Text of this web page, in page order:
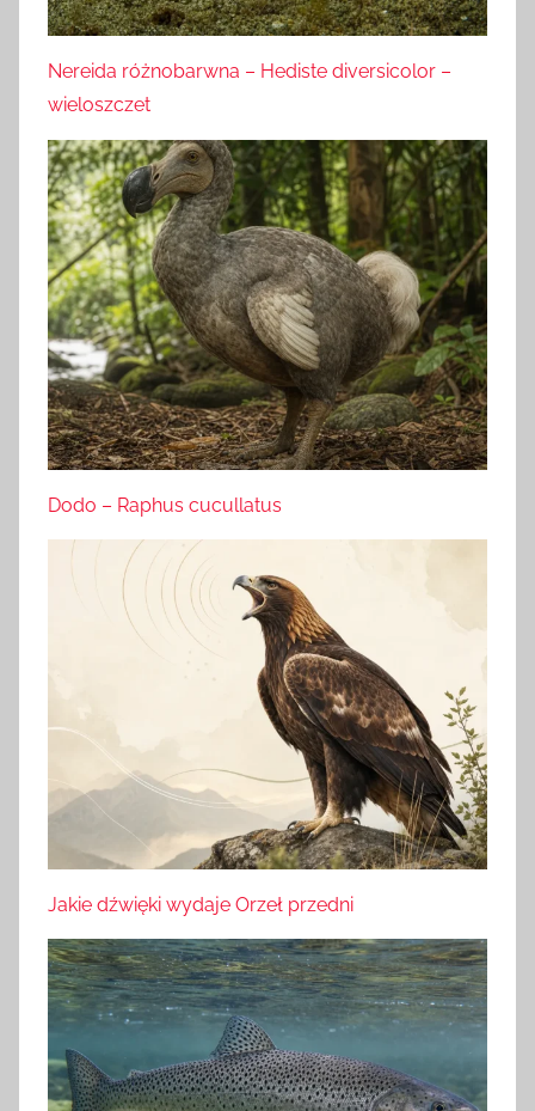
Nereida różnobarwna – Hediste diversicolor –
wieloszczet
Dodo – Raphus cucullatus
Jakie dźwięki wydaje Orzeł przedni